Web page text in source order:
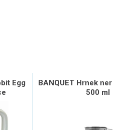
Egg
BANQUET Hrnek
500 ml